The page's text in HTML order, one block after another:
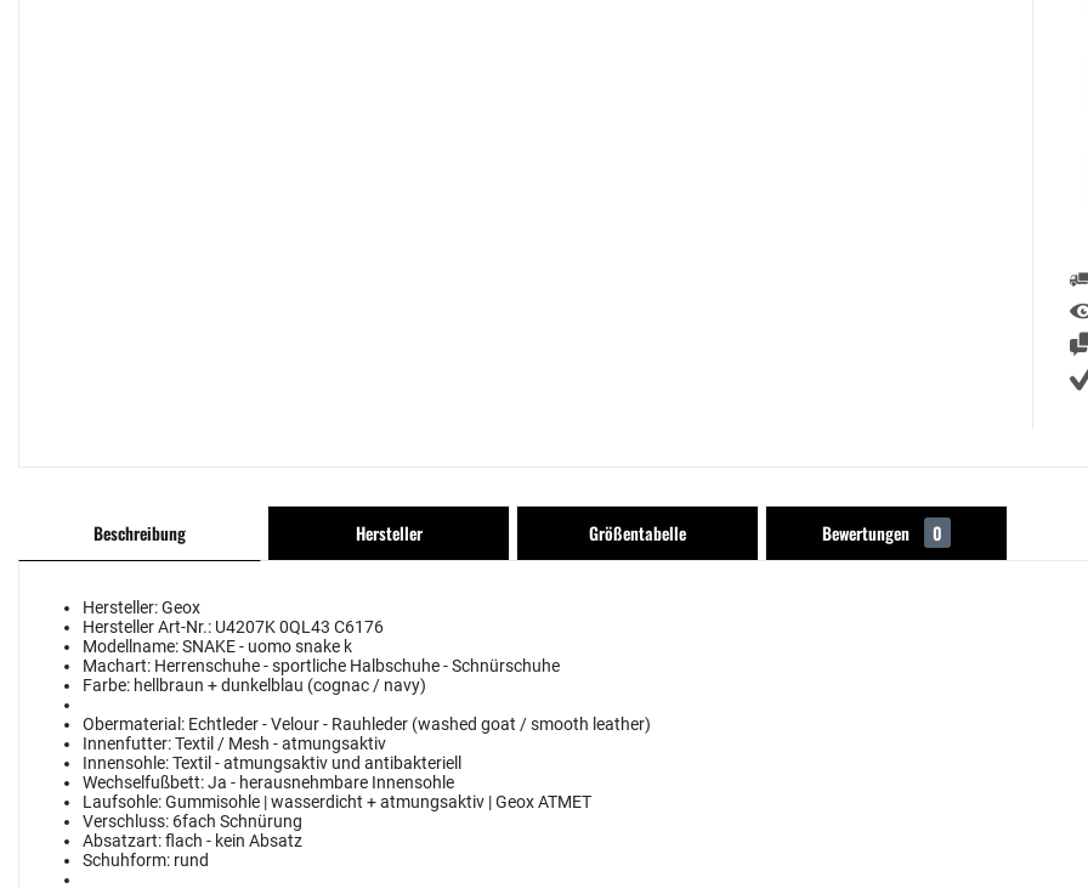
Beschreibung Hersteller Größentabelle Bewertungen 0
Hersteller:Geox
Hersteller Art-Nr.: U4207K 0QL43 C6176
Modellname:SNAKE - uomo snake k
Machart: Herrenschuhe - sportliche Halbschuhe - Schnürschuhe
Farbe: hellbraun + dunkelblau (cognac / navy)
Obermaterial: Echtleder - Velour - Rauhleder (washed goat / smooth leather)
Innenfutter:Textil / Mesh - atmungsaktiv
Innensohle:Textil - atmungsaktiv und antibakteriell
Wechselfußbett:Ja - herausnehmbare Innensohle
Laufsohle:Gummisohle | wasserdicht + atmungsaktiv | Geox ATMET
Verschluss: 6fach Schnürung
Absatzart:flach - kein Absatz
Schuhform: rund